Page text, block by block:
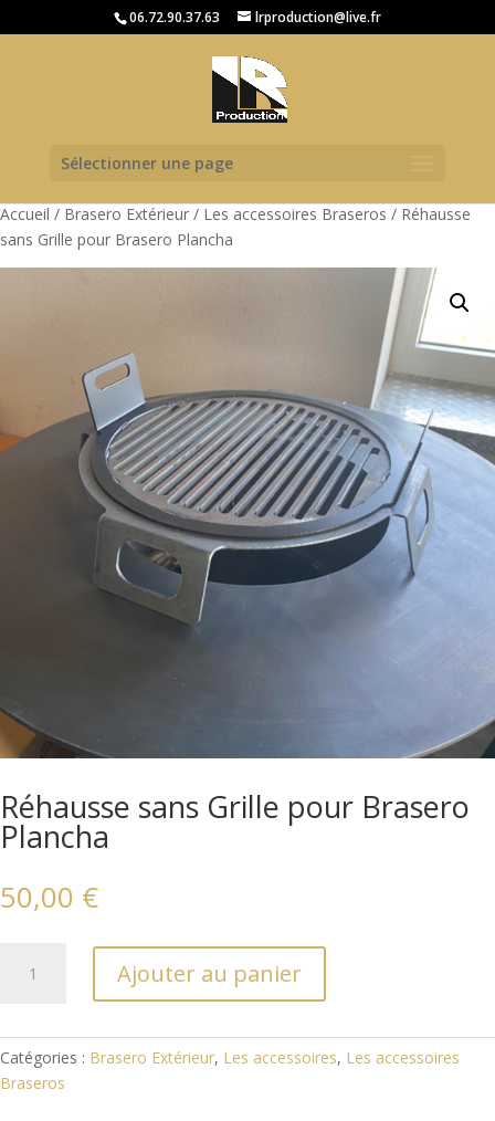
06.72.90.37.63 lrproduction@live.fr
Sélectionner une page
Accueil / Brasero Extérieur / Les accessoires Braseros / Réhausse
sans Grille pour Brasero Plancha
Réhausse sans Grille pour Brasero
Plancha
50,00 €
Grille
pour
Ajouter au panier
Catégories : Brasero Extérieur, Les accessoires, Les accessoires
Braseros